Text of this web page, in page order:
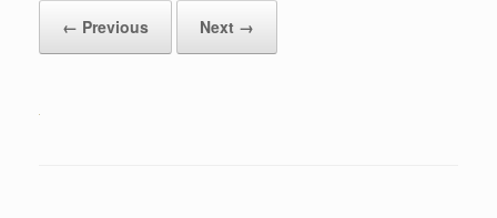
← Previous Next →